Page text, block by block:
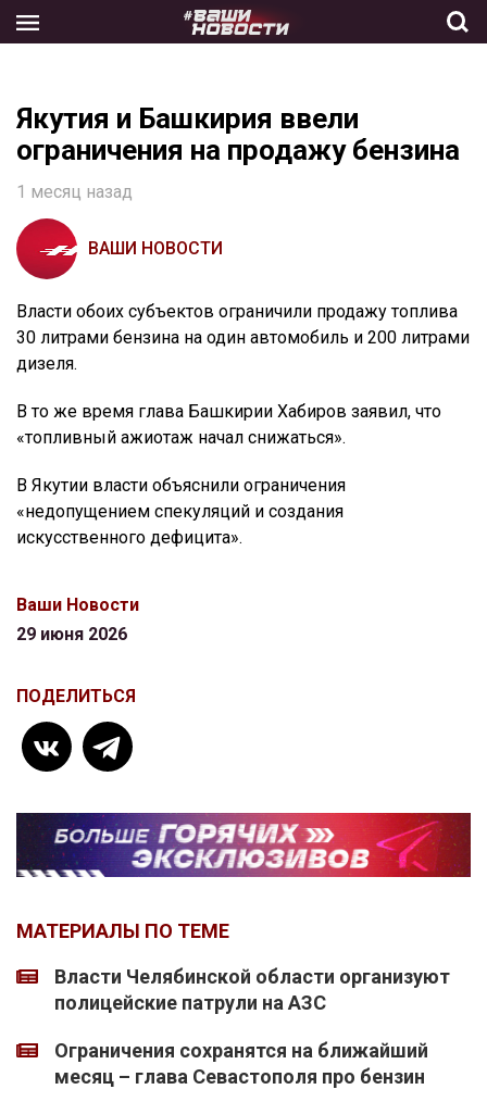
the
Якутия и Башкирия ввели
ограничения на продажу бензина
1 месяц назад
ВАШИ НОВОСТИ
Власти обоих субъектов ограничили продажу топлива
30 литрами бензина на один автомобиль и 200 литрами
дизеля.
В то же время глава Башкирии Хабиров заявил, что
«топливный ажиотаж начал снижаться».
В Якутии власти объяснили ограничения
«недопущением спекуляций и создания
искусственного дефицита».
Ваши Новости
29 июня 2026
ПОДЕЛИТЬСЯ
МАТЕРИАЛЫ ПО ТЕМЕ
Власти Челябинской области организуют
полицейские патрули на АЗС
Ограничения сохранятся на ближайший
месяц – глава Севастополя про бензин